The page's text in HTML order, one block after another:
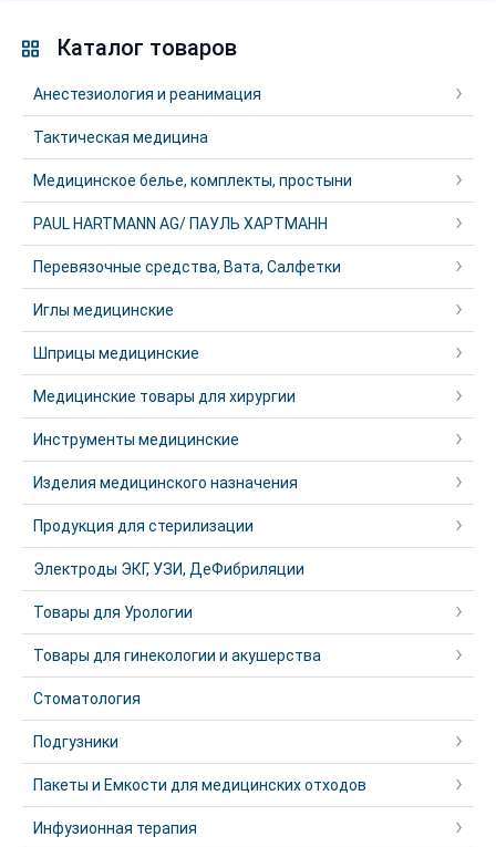
Каталог товаров
Анестезиология и реанимация
Тактическая медицина
Медицинское белье, комплекты, простыни
PAUL HARTMANN AG/ ПАУЛЬ ХАРТМАНН
Перевязочные средства, Вата, Салфетки
Иглы медицинские
Шприцы медицинские
Медицинские товары для хирургии
Инструменты медицинские
Изделия медицинского назначения
Продукция для стерилизации
Электроды ЭКГ, УЗИ, ДеФибриляции
Товары для Урологии
Товары для гинекологии и акушерства
Стоматология
Подгузники
Пакеты и Емкости для медицинских отходов
Инфузионная терапия